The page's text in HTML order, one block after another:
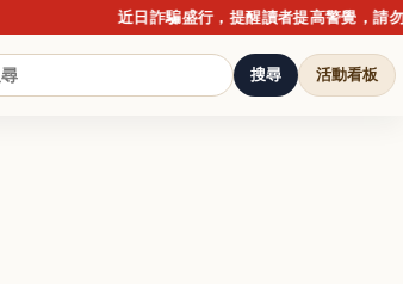
近日詐騙盛行，提醒讀者提高警覺，請勿點擊
搜尋 活動看板